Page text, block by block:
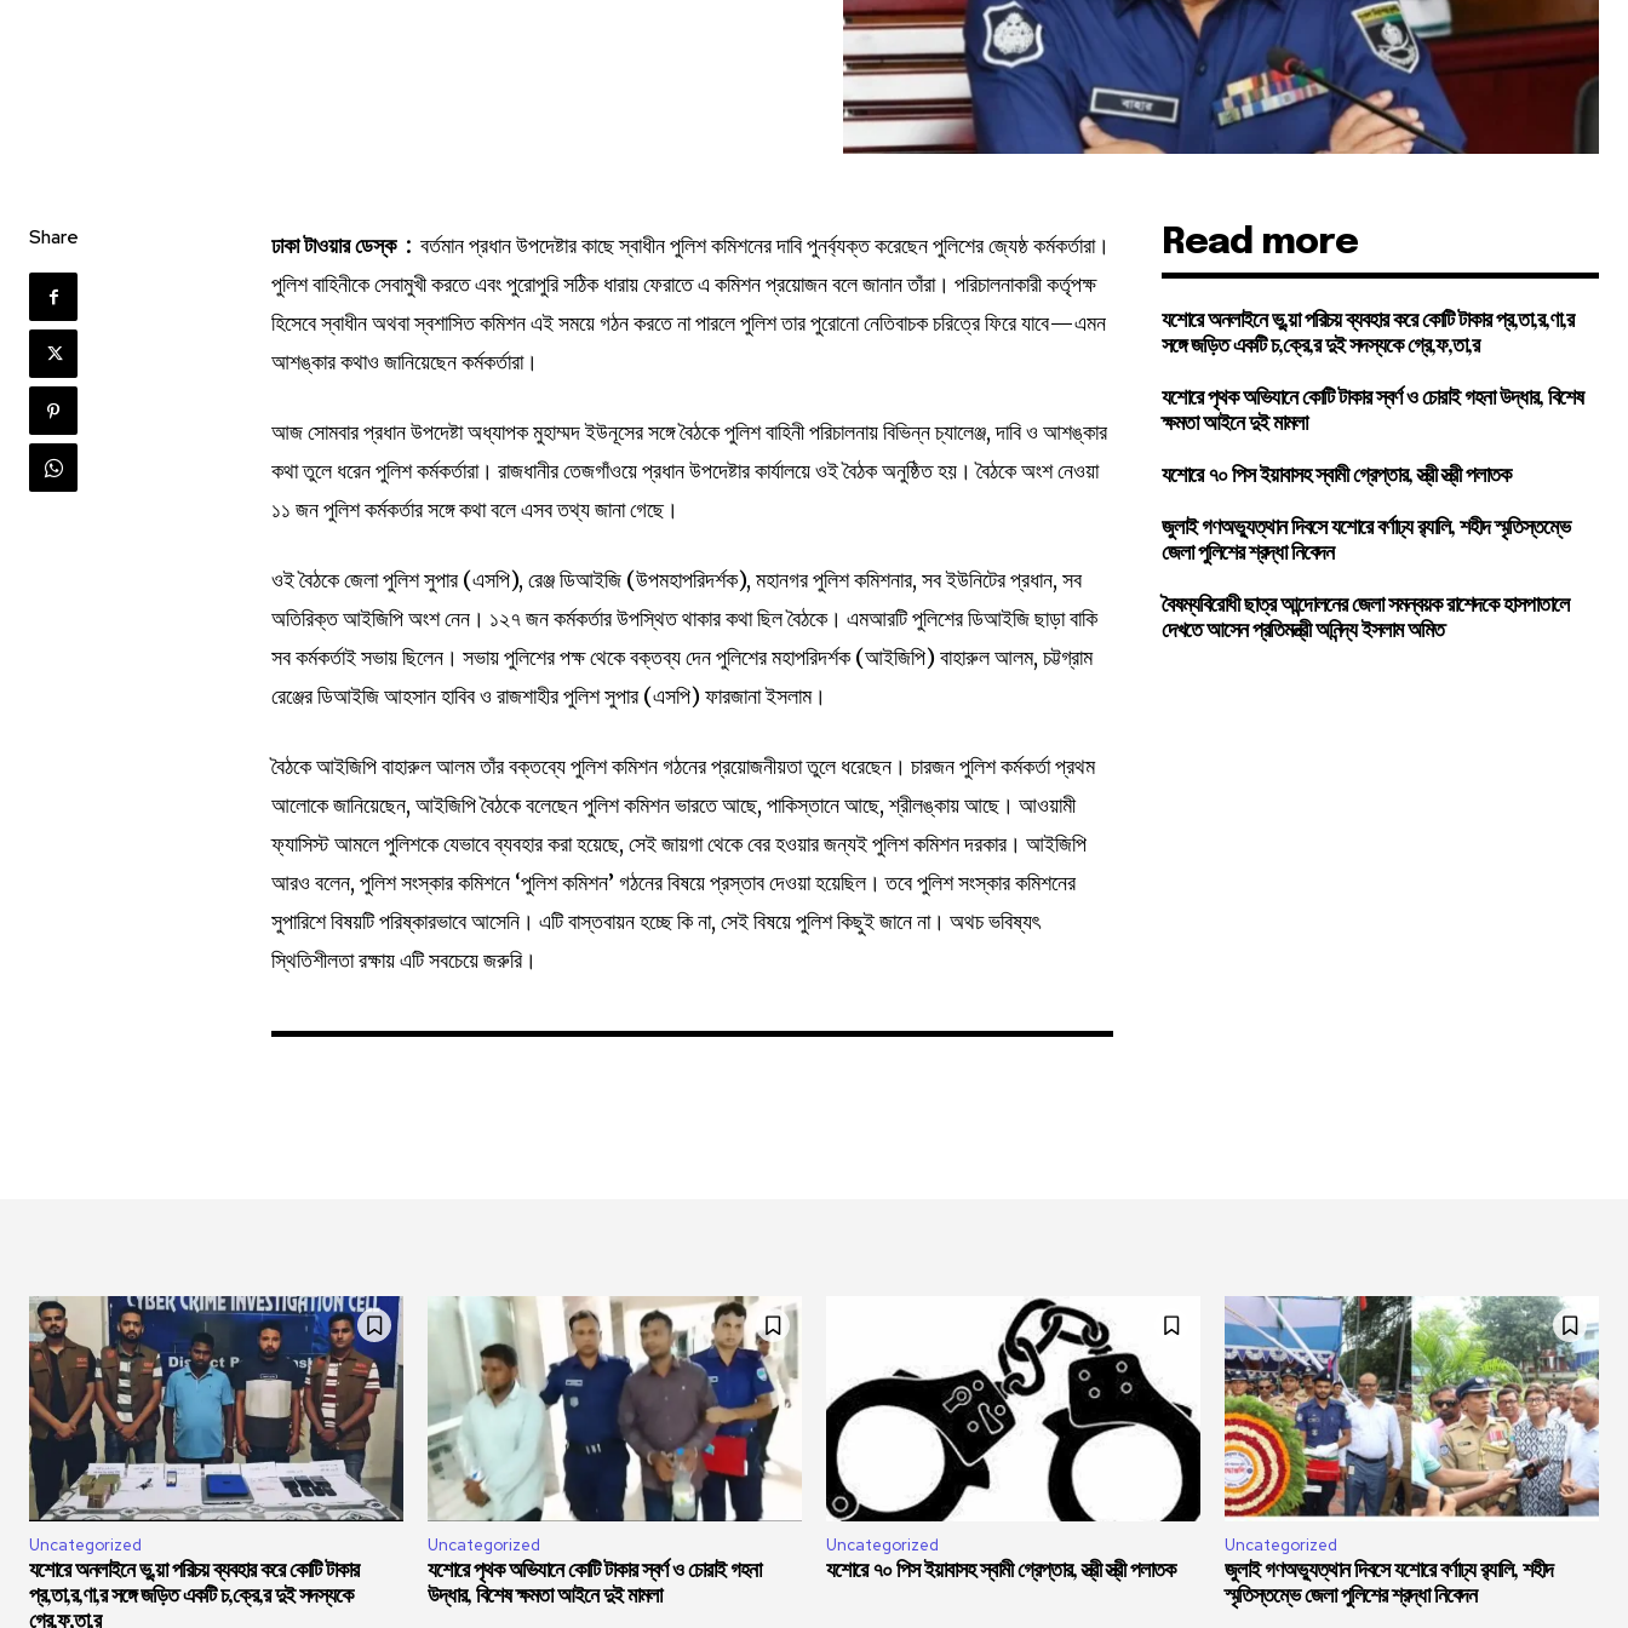
Share ঢাকা টাওয়ার ডেস্ক :বর্তমান প্রধান উপদেষ্টার কাছে স্বাধীন পুলিশ কমিশনের দাবি পুনর্ব্যক্ত করেছেন পুলিশের জ্যেষ্ঠ কর্মকর্তারা।
পুলিশ বাহিনীকে সেবামুখী করতে এবং পুরোপুরি সঠিক ধারায় ফেরাতে এ কমিশন প্রয়োজন বলে জানান তাঁরা। পরিচালনাকারী কর্তৃপক্ষ
হিসেবে স্বাধীন অথবা স্বশাসিত কমিশন এই সময়ে গঠন করতে না পারলে পুলিশ তার পুরোনো নেতিবাচক চরিত্রে ফিরে যাবে—এমন
আশঙ্কার কথাও জানিয়েছেন কর্মকর্তারা।
আজ সোমবার প্রধান উপদেষ্টা অধ্যাপক মুহাম্মদ ইউনূসের সঙ্গে বৈঠকে পুলিশ বাহিনী পরিচালনায় বিভিন্ন চ্যালেঞ্জ, দাবি ও আশঙ্কার
কথা তুলে ধরেন পুলিশ কর্মকর্তারা। রাজধানীর তেজগাঁওয়ে প্রধান উপদেষ্টার কার্যালয়ে ওই বৈঠক অনুষ্ঠিত হয়। বৈঠকে অংশ নেওয়া
১১ জন পুলিশ কর্মকর্তার সঙ্গে কথা বলে এসব তথ্য জানা গেছে।
ওই বৈঠকে জেলা পুলিশ সুপার (এসপি), রেঞ্জ ডিআইজি (উপমহাপরিদর্শক), মহানগর পুলিশ কমিশনার, সব ইউনিটের প্রধান, সব
অতিরিক্ত আইজিপি অংশ নেন। ১২৭ জন কর্মকর্তার উপস্থিত থাকার কথা ছিল বৈঠকে। এমআরটি পুলিশের ডিআইজি ছাড়া বাকি
সব কর্মকর্তাই সভায় ছিলেন। সভায় পুলিশের পক্ষ থেকে বক্তব্য দেন পুলিশের মহাপরিদর্শক (আইজিপি) বাহারুল আলম, চট্টগ্রাম
রেঞ্জের ডিআইজি আহসান হাবিব ও রাজশাহীর পুলিশ সুপার (এসপি) ফারজানা ইসলাম।
বৈঠকে আইজিপি বাহারুল আলম তাঁর বক্তব্যে পুলিশ কমিশন গঠনের প্রয়োজনীয়তা তুলে ধরেছেন। চারজন পুলিশ কর্মকর্তা প্রথম
আলোকে জানিয়েছেন, আইজিপি বৈঠকে বলেছেন পুলিশ কমিশন ভারতে আছে, পাকিস্তানে আছে, শ্রীলঙ্কায় আছে। আওয়ামী
ফ্যাসিস্ট আমলে পুলিশকে যেভাবে ব্যবহার করা হয়েছে, সেই জায়গা থেকে বের হওয়ার জন্যই পুলিশ কমিশন দরকার। আইজিপি
আরও বলেন, পুলিশ সংস্কার কমিশনে ‘পুলিশ কমিশন’ গঠনের বিষয়ে প্রস্তাব দেওয়া হয়েছিল। তবে পুলিশ সংস্কার কমিশনের
সুপারিশে বিষয়টি পরিষ্কারভাবে আসেনি। এটি বাস্তবায়ন হচ্ছে কি না, সেই বিষয়ে পুলিশ কিছুই জানে না। অথচ ভবিষ্যৎ
স্থিতিশীলতা রক্ষায় এটি সবচেয়ে জরুরি।
Read more
যশোরে অনলাইনে ভু,য়া পরিচয় ব্যবহার করে কোটি টাকার প্র,তা,র,ণা,র
সঙ্গে জড়িত একটি চ,ক্রে,র দুই সদস্যকে গ্রে,ফ,তা,র
যশোরে পৃথক অভিযানে কোটি টাকার স্বর্ণ ও চোরাই গহনা উদ্ধার, বিশেষ
ক্ষমতা আইনে দুই মামলা
যশোরে ৭০ পিস ইয়াবাসহ স্বামী গ্রেপ্তার, স্ত্রী স্ত্রী পলাতক
জুলাই গণঅভ্যুত্থান দিবসে যশোরে বর্ণাঢ্য র‍্যালি, শহীদ স্মৃতিস্তম্ভে
জেলা পুলিশের শ্রদ্ধা নিবেদন
বৈষম্যবিরোধী ছাত্র আন্দোলনের জেলা সমন্বয়ক রাশেদকে হাসপাতালে
দেখতে আসেন প্রতিমন্ত্রী অনিন্দ্য ইসলাম অমিত
Uncategorized
যশোরে অনলাইনে ভু,য়া পরিচয় ব্যবহার করে কোটি টাকার
প্র,তা,র,ণা,র সঙ্গে জড়িত একটি চ,ক্রে,র দুই সদস্যকে
গ্রে,ফ,তা,র
Uncategorized
যশোরে পৃথক অভিযানে কোটি টাকার স্বর্ণ ও চোরাই গহনা
উদ্ধার, বিশেষ ক্ষমতা আইনে দুই মামলা
Uncategorized
যশোরে ৭০ পিস ইয়াবাসহ স্বামী গ্রেপ্তার, স্ত্রী স্ত্রী পলাতক
Uncategorized
জুলাই গণঅভ্যুত্থান দিবসে যশোরে বর্ণাঢ্য র‍্যালি, শহীদ
স্মৃতিস্তম্ভে জেলা পুলিশের শ্রদ্ধা নিবেদন